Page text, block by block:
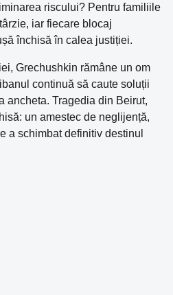
riscului? Pentru familiile
iar fiecare blocaj
închisă în calea justiției.
Grechushkin rămâne un om
continuă să caute soluții
ancheta. Tragedia din Beirut,
un amestec de neglijență,
a schimbat definitiv destinul